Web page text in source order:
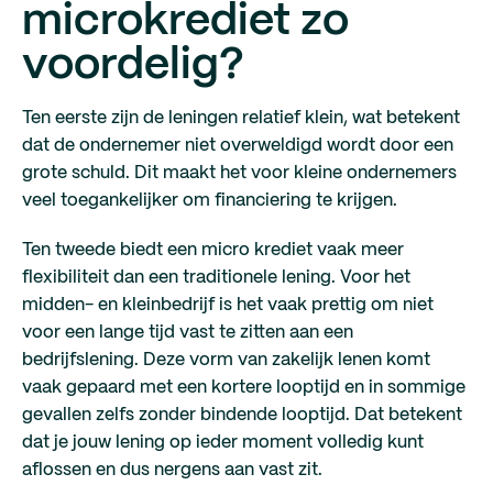
microkrediet zo
voordelig?
Ten eerste zijn de leningen relatief klein, wat betekent
dat de ondernemer niet overweldigd wordt door een
grote schuld. Dit maakt het voor kleine ondernemers
veel toegankelijker om financiering te krijgen.
Ten tweede biedt een micro krediet vaak meer
flexibiliteit dan een traditionele lening. Voor het
midden- en kleinbedrijf is het vaak prettig om niet
voor een lange tijd vast te zitten aan een
bedrijfslening. Deze vorm van zakelijk lenen komt
vaak gepaard met een kortere looptijd en in sommige
gevallen zelfs zonder bindende looptijd. Dat betekent
dat je jouw lening op ieder moment volledig kunt
aflossen en dus nergens aan vast zit.